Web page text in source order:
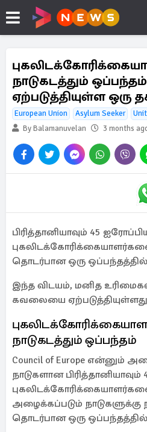
நாடுகடத்தும்
ஏற்படுத்தியுள்ள ஒரு
European Union Asylum Seeker
By Balamanuvelan
3 months
பிரித்தானியாவும் 45
தொடர்பான ஒரு
இந்த விடயம், மனித
கவலையை
நாடுகடத்தும் ஒப்பந்தம்
Council of Europe என்னும்
நாடுகளான
அழைக்கப்படும் நாடுகளுக்கு
தொடர்பான ஒரு